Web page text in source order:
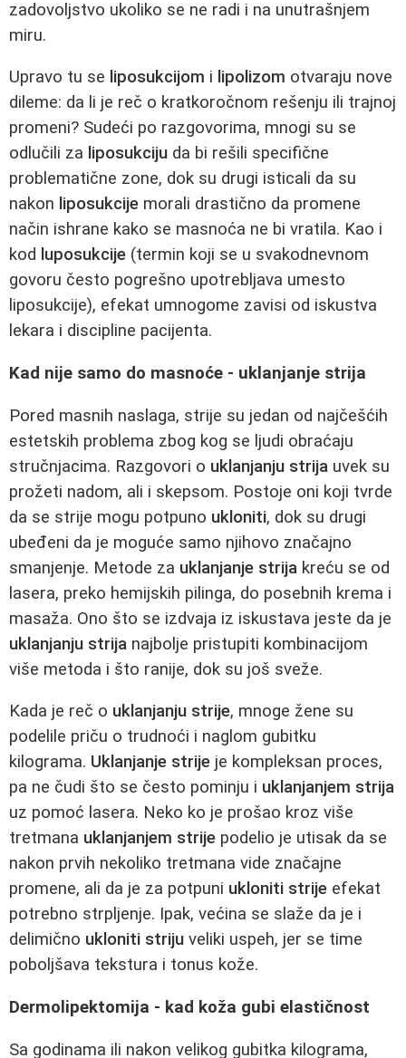
zadovoljstvo ukoliko se ne radi i na unutrašnjem
miru.
Upravo tu se liposukcijom i lipolizom otvaraju nove
dileme: da li je reč o kratkoročnom rešenju ili trajnoj
promeni? Sudeći po razgovorima, mnogi su se
odlučili za liposukciju da bi rešili specifične
problematične zone, dok su drugi isticali da su
nakon liposukcije morali drastično da promene
način ishrane kako se masnoća ne bi vratila. Kao i
kod luposukcije (termin koji se u svakodnevnom
govoru često pogrešno upotrebljava umesto
liposukcije), efekat umnogome zavisi od iskustva
lekara i discipline pacijenta.
Kad nije samo do masnoće - uklanjanje strija
Pored masnih naslaga, strije su jedan od najčešćih
estetskih problema zbog kog se ljudi obraćaju
stručnjacima. Razgovori o uklanjanju strija uvek su
prožeti nadom, ali i skepsom. Postoje oni koji tvrde
da se strije mogu potpuno ukloniti, dok su drugi
ubeđeni da je moguće samo njihovo značajno
smanjenje. Metode za uklanjanje strija kreću se od
lasera, preko hemijskih pilinga, do posebnih krema i
masaža. Ono što se izdvaja iz iskustava jeste da je
uklanjanju strija najbolje pristupiti kombinacijom
više metoda i što ranije, dok su još sveže.
Kada je reč o uklanjanju strije, mnoge žene su
podelile priču o trudnoći i naglom gubitku
kilograma. Uklanjanje strije je kompleksan proces,
pa ne čudi što se često pominju i uklanjanjem strija
uz pomoć lasera. Neko ko je prošao kroz više
tretmana uklanjanjem strije podelio je utisak da se
nakon prvih nekoliko tretmana vide značajne
promene, ali da je za potpuni ukloniti strije efekat
potrebno strpljenje. Ipak, većina se slaže da je i
delimično ukloniti striju veliki uspeh, jer se time
poboljšava tekstura i tonus kože.
Dermolipektomija - kad koža gubi elastičnost
Sa godinama ili nakon velikog gubitka kilograma,